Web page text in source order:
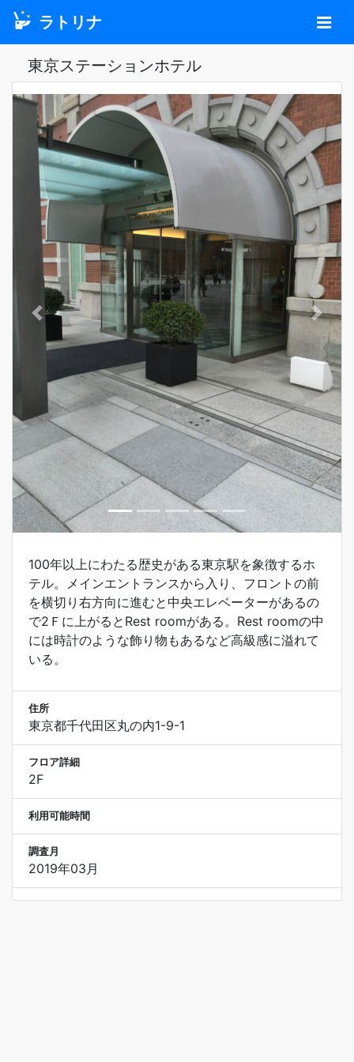
ラトリナ
東京ステーションホテル
Previous Next
100年以上にわたる歴史がある東京駅を象徴するホ
テル。メインエントランスから入り、フロントの前
を横切り右方向に進むと中央エレベーターがあるの
で2Ｆに上がるとRest roomがある。Rest roomの中
には時計のような飾り物もあるなど高級感に溢れて
いる。
住所
東京都千代田区丸の内1-9-1
フロア詳細
2F
利用可能時間
調査月
2019年03月